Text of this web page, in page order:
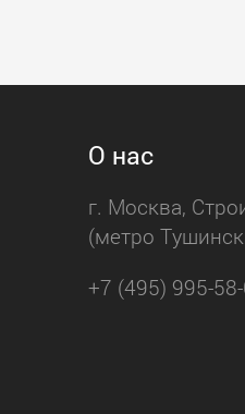
О нас
г. Москва,
(метро
+7 (495) 995-